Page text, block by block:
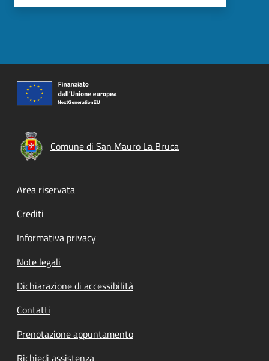
Comune di San Mauro La Bruca
Footer menu
Area riservata
Crediti
Informativa privacy
Note legali
Dichiarazione di accessibilità
Contatti
Prenotazione appuntamento
Richiedi assistenza